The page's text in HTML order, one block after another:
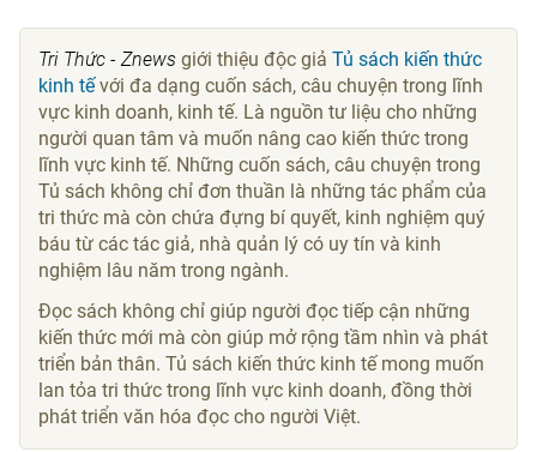
Tri Thức - Znews giới thiệu độc giảTủ sách kiến thức
kinh tếvới đa dạng cuốn sách, câu chuyện trong lĩnh
vực kinh doanh, kinh tế. Là nguồn tư liệu cho những
người quan tâm và muốn nâng cao kiến thức trong
lĩnh vực kinh tế. Những cuốn sách, câu chuyện trong
Tủ sách không chỉ đơn thuần là những tác phẩm của
tri thức mà còn chứa đựng bí quyết, kinh nghiệm quý
báu từ các tác giả, nhà quản lý có uy tín và kinh
nghiệm lâu năm trong ngành.
Đọc sách không chỉ giúp người đọc tiếp cận những
kiến thức mới mà còn giúp mở rộng tầm nhìn và phát
triển bản thân. Tủ sách kiến thức kinh tế mong muốn
lan tỏa tri thức trong lĩnh vực kinh doanh, đồng thời
phát triển văn hóa đọc cho người Việt.